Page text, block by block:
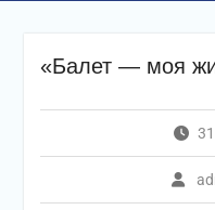
«Балет — моя